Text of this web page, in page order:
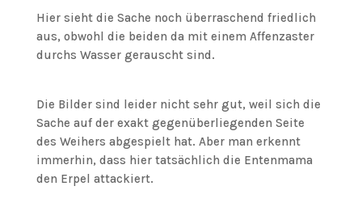
Hier sieht die Sache noch überraschend friedlich
aus, obwohl die beiden da mit einem Affenzaster
durchs Wasser gerauscht sind.
Die Bilder sind leider nicht sehr gut, weil sich die
Sache auf der exakt gegenüberliegenden Seite
des Weihers abgespielt hat. Aber man erkennt
immerhin, dass hier tatsächlich die Entenmama
den Erpel attackiert.